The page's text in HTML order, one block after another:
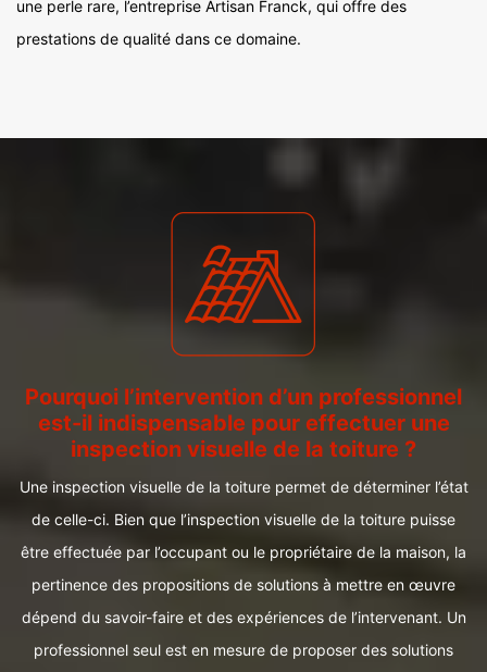
une perle rare, l’entreprise Artisan Franck, qui offre des
prestations de qualité dans ce domaine.
Pourquoi l’intervention d’un professionnel
est-il indispensable pour effectuer une
inspection visuelle de la toiture ?
Une inspection visuelle de la toiture permet de déterminer l’état
de celle-ci. Bien que l’inspection visuelle de la toiture puisse
être effectuée par l’occupant ou le propriétaire de la maison, la
pertinence des propositions de solutions à mettre en œuvre
dépend du savoir-faire et des expériences de l’intervenant. Un
professionnel seul est en mesure de proposer des solutions